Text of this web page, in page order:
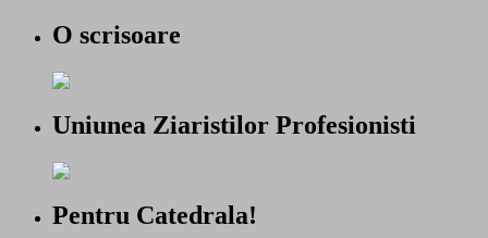
O scrisoare
Uniunea Ziaristilor Profesionisti
Pentru Catedrala!